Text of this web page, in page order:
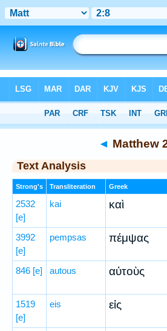
> Matthew 2:8
◄ Matthew
Text Analysis
Strong's Transliteration Greek
2532
[e]
kai καὶ
3992
[e]
pempsas πέμψας
846 [e] autous αὐτοὺς
1519
[e]
eis εἰς